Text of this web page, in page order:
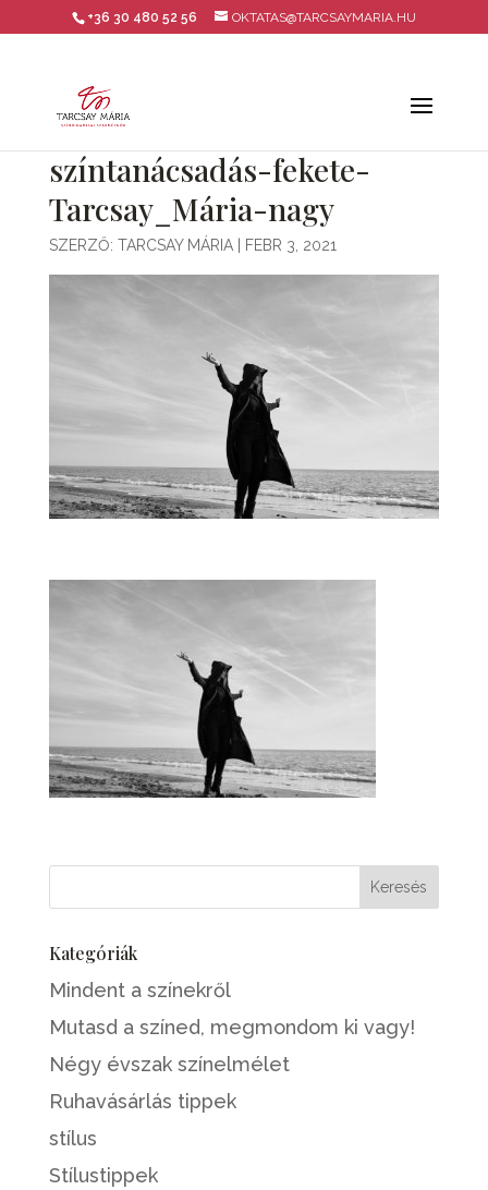
+36 30 480 52 56 OKTATAS@TARCSAYMARIA.HU
színtanácsadás-fekete-
Tarcsay_Mária-nagy
SZERZŐ: TARCSAY MÁRIA| FEBR 3, 2021
Kategóriák
Mindent a színekről
Mutasd a színed, megmondom ki vagy!
Négy évszak színelmélet
Ruhavásárlás tippek
stílus
Stílustippek